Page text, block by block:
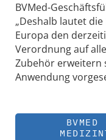
BVMed-
„Deshalb lautet
Europa den
Verordnung auf
Zubehör erweitern
Anwendung
BVMED